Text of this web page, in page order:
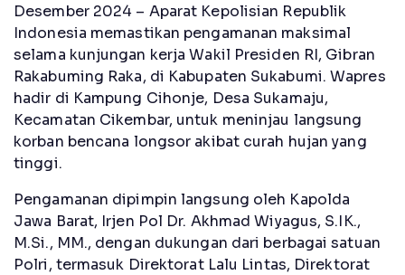
Desember 2024 – Aparat Kepolisian Republik
Indonesia memastikan pengamanan maksimal
selama kunjungan kerja Wakil Presiden RI, Gibran
Rakabuming Raka, di Kabupaten Sukabumi. Wapres
hadir di Kampung Cihonje, Desa Sukamaju,
Kecamatan Cikembar, untuk meninjau langsung
korban bencana longsor akibat curah hujan yang
tinggi.
Pengamanan dipimpin langsung oleh Kapolda
Jawa Barat, Irjen Pol Dr. Akhmad Wiyagus, S.IK.,
M.Si., MM., dengan dukungan dari berbagai satuan
Polri, termasuk Direktorat Lalu Lintas, Direktorat